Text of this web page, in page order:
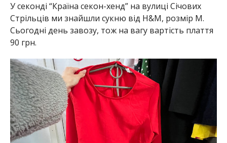
У секонді “Країна секон-хенд” на вулиці Січових
Стрільців ми знайшли сукню від H&M, розмір M.
Сьогодні день завозу, тож на вагу вартість плаття
90 грн.